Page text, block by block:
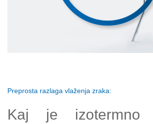
Preprosta razlaga vlaženja zraka:
Kaj je izotermno